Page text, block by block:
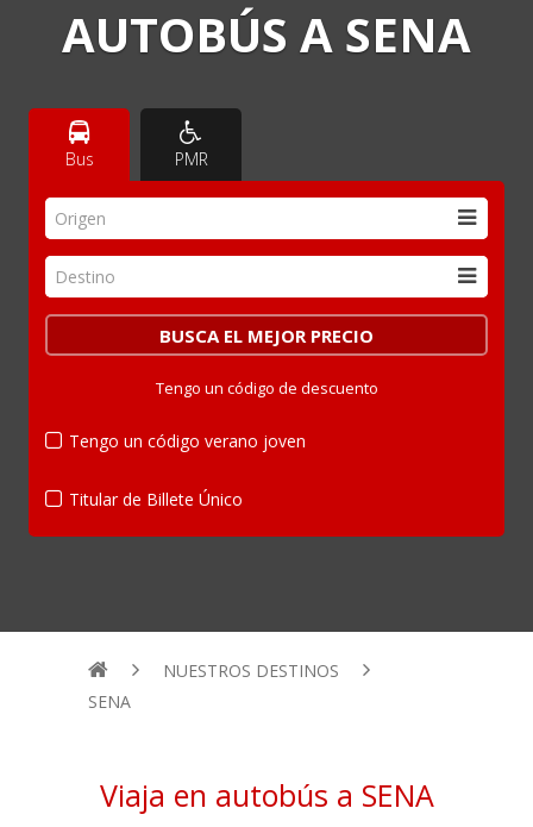
AUTOBÚS A SENA
Bus PMR
Origen
Destino
Tengo un código de descuento
Tengo un código verano joven
Titular de Billete Único
NUESTROS DESTINOS
SENA
Viaja en autobús a SENA